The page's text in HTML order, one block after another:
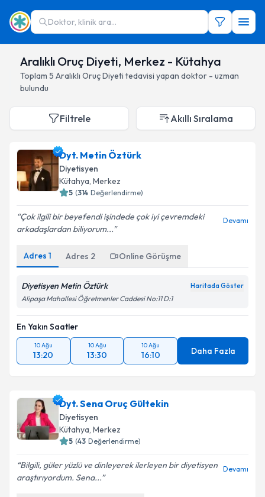
Doktor, klinik ara...
Aralıklı Oruç Diyeti, Merkez - Kütahya
Toplam 5 Aralıklı Oruç Diyeti tedavisi yapan doktor - uzman
bulundu
Filtrele Akıllı Sıralama
Dyt. Metin Öztürk
Diyetisyen
Kütahya, Merkez
5 (314 Değerlendirme)
Çok ilgili bir beyefendi işindede çok iyi çevremdeki
arkadaşlardan biliyorum...
Devamı
Adres 1 Adres 2 Online Görüşme
Diyetisyen Metin Öztürk Haritada Göster
Alipaşa Mahallesi Öğretmenler Caddesi No:11 D:1
En Yakın Saatler
10 Ağu
13:20
10 Ağu
13:30
10 Ağu
16:10 Daha Fazla
Dyt. Sena Oruç Gültekin
Diyetisyen
Kütahya, Merkez
5 (43 Değerlendirme)
Bilgili, güler yüzlü ve dinleyerek ilerleyen bir diyetisyen
araştırıyordum. Sena...
Devamı